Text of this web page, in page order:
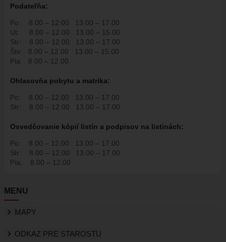
ZÁVEREČNÝ ÚČET
VAJNORSKÁ PODPORNÁ SPOLOČNOSŤ
PETÍCIE
PROTIPOŽIARNA OCHRANA
ROZVOJOVÉ LOKALITY
EURÓPSKE FONDY
HISTÓRIA VAJNOR
VAJNORY V MÉDIÁCH
VAJNORSKÉ NOVINKY
FOTOGALÉRIA
Podateľňa:
Po: 8.00 – 12.00
13.00 – 17.00
Ut:
8.00 – 12.00
13.00 – 15.00
Str:
8.00 – 12.00
13.00 – 17.00
Štv:
8.00 – 12.00
13.00 – 15.00
Pia:
8.00 – 12.00
Ohlasovňa pobytu a matrika:
Po: 8.00 – 12.00
13.00 – 17.00
Str:
8.00 – 12.00 13.00 – 17.00
Osvedčovanie kópií listín a podpisov na listinách:
Po: 8.00 – 12.00
13.00 – 17.00
Str:
8.00 – 12.00
13.00 – 17.00
Pia:
8.00 – 12.00
MENU
MAPY
ODKAZ PRE STAROSTU